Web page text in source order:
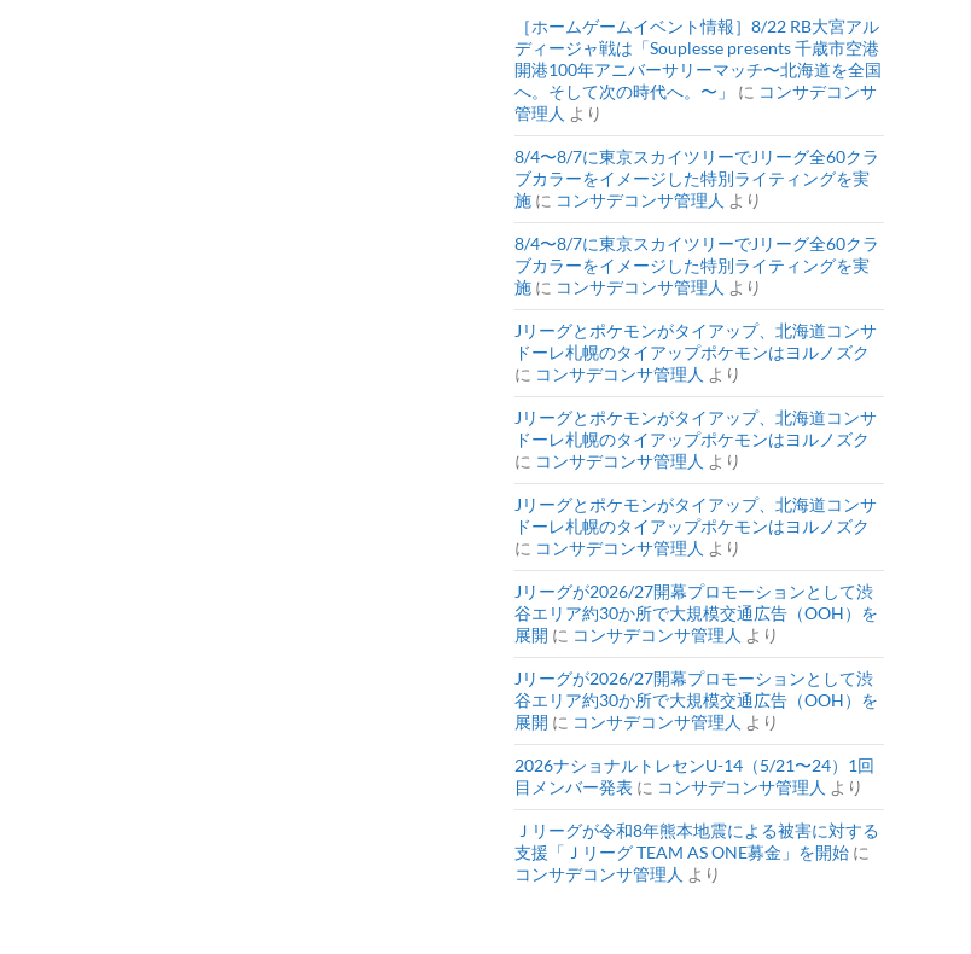
［ホームゲームイベント情報］8/22 RB大宮アル
ディージャ戦は「Souplesse presents 千歳市空港
開港100年アニバーサリーマッチ〜北海道を全国
へ。そして次の時代へ。〜」
に コンサデコンサ
管理人 より
8/4〜8/7に東京スカイツリーでJリーグ全60クラ
ブカラーをイメージした特別ライティングを実
施 に コンサデコンサ管理人 より
8/4〜8/7に東京スカイツリーでJリーグ全60クラ
ブカラーをイメージした特別ライティングを実
施 に コンサデコンサ管理人 より
Jリーグとポケモンがタイアップ、北海道コンサ
ドーレ札幌のタイアップポケモンはヨルノズク
に コンサデコンサ管理人 より
Jリーグとポケモンがタイアップ、北海道コンサ
ドーレ札幌のタイアップポケモンはヨルノズク
に コンサデコンサ管理人 より
Jリーグとポケモンがタイアップ、北海道コンサ
ドーレ札幌のタイアップポケモンはヨルノズク
に コンサデコンサ管理人 より
Jリーグが2026/27開幕プロモーションとして渋
谷エリア約30か所で大規模交通広告（OOH）を
展開 に コンサデコンサ管理人 より
Jリーグが2026/27開幕プロモーションとして渋
谷エリア約30か所で大規模交通広告（OOH）を
展開 に コンサデコンサ管理人 より
2026ナショナルトレセンU-14（5/21〜24）1回
目メンバー発表 に コンサデコンサ管理人 より
Ｊリーグが令和8年熊本地震による被害に対する
支援「Ｊリーグ TEAM AS ONE募金」を開始 に
コンサデコンサ管理人 より